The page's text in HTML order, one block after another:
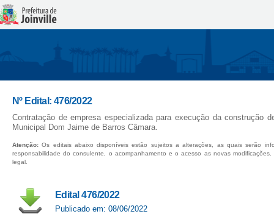
Nº Edital: 476/2022
Contratação de empresa especializada para execução da construção
Municipal Dom Jaime de Barros Câmara.
Atenção: Os editais abaixo disponíveis estão sujeitos a alterações, as quais serão
responsabilidade do consulente, o acompanhamento e o acesso as novas
legal.
Edital 476/2022
Publicado em: 08/06/2022